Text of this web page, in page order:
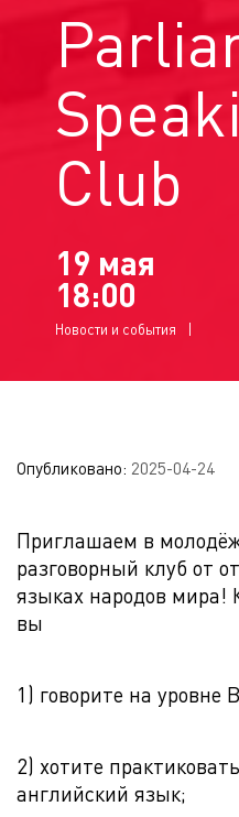
Club
19 мая
18:00
Новости и события
Опубликовано: 2025-04-24
Приглашаем в
разговорный клуб от
языках народов мира!
вы
1) говорите на уровне
2) хотите
английский язык;